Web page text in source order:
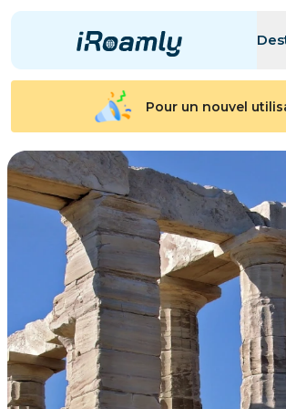
eSIMs régionales
Pour un nouvel